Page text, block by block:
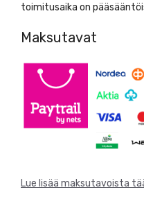
toimitusaika on
Maksutavat
Lue lisää maksutavoista